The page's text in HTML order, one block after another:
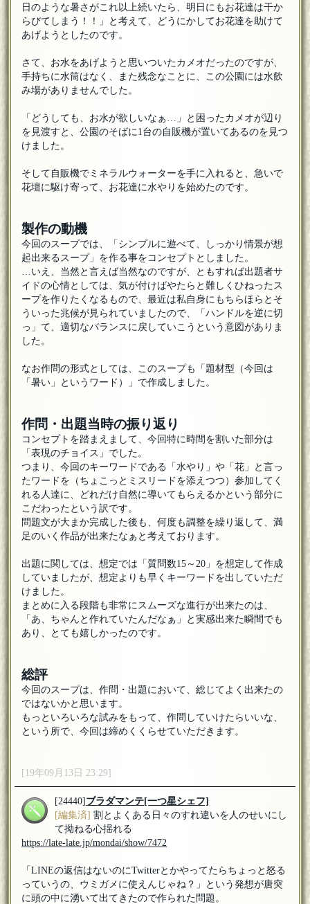
日のような暑さがこれ以上続いたら、明日にもお花達は干か
らびてしまう！！」と考えて、どうにかしてお花達を助けて
あげようとしたのです。
さて、お水をあげようと思いついたカメオだったのですが、
手持ちに水筒はなく、また残念なことに、この公園には水飲
み場がありませんでした。
「どうしても、お水が欲しいなぁ…」と困ったカメオが辺り
を見渡すと、公園のそばに1台の自販機が置いてあるのを見つ
けました。
そして自販機でミネラルウォーターを手に入れると、急いで
花壇に駆け寄って、お花達に水やりを始めたのです。
製作の動機
今回のスープでは、「シンプルに遊べて、しっかり情景が想
起出来るスープ」を作る事をコンセプトとしました。
…いえ、当然と言えば当然なのですが、ともすれば出題者サ
イドの心情としては、気が付けばやたらと難しくひねったス
ープを作りたくなるもので、最近は私自身にもちらほらとそ
ういった兆候が見られていましたので、「ハンドルを逆に切
っ」て、適切なバランスに戻していこうという意図がありま
した。
なお作問の形式としては、このスープも「題材型（今回は
「暑い」というワード）」で作成しました。
作問・出題当時の振り返り
コンセプトを踏まえまして、今回特に時間を割いた部分は
「表現のチョイス」でした。
つまり、今回のキーワードである「水やり」や「花」と言っ
たワードを（ちょこっとミスリードを添えつつ）参加してく
れる人達に、どれだけ自然に導いてもらえるかという部分に
こだわったという訳です。
問題文が大まか完成した後も、何度も調整を繰り返して、満
足のいく作品が出来たなぁと考えております。
出題に関しては、想定では「質問数15～20」を想定して作成
していましたが、想定よりも早くキーワードを出していただ
けました。
まとめに入る段階も非常にスムーズな進行が出来たのは、
「あ、ちゃんと作れていたんだなぁ」と実感出来た瞬間でも
あり、とても嬉しかったのです。
総評
今回のスープは、作問・出題において、総じてよく出来たの
ではないかと思います。
もっといろいろな試みをもって、作問していけたらいいな、
という所で、今回は締めくくらせていただきます。
[19年09月13日 23:29]
[24440]ブラダマンテ[一つ星シェフ]
[編集済] 割とよくある日々のすれ違いを人のせいにし
て拗ねる心揺れる
https://late-late.jp/mondai/show/7472
「LINEの返信はないのにTwitterとかやってたらちょっと怒る
っていうの、ウミガメに使えんじゃね？」という発想が唐突
に頭の中に湧いて出てきたので作られた問題。